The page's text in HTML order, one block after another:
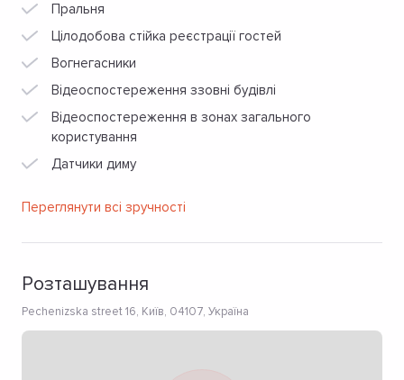
Пральня
Цілодобова стійка реєстрації гостей
Вогнегасники
Відеоспостереження ззовні будівлі
Відеоспостереження в зонах загального
користування
Датчики диму
Переглянути всі зручності
Розташування
Pechenizska street 16, Київ, 04107, Україна